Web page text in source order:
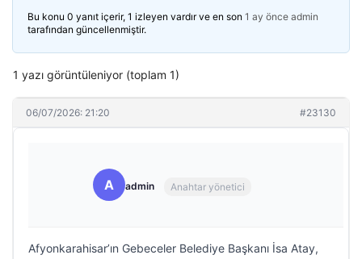
Bu konu 0 yanıt içerir, 1 izleyen vardır ve en son 1 ay önce admin
tarafından güncellenmiştir.
1 yazı görüntüleniyor (toplam 1)
06/07/2026: 21:20 #23130
A admin Anahtar yönetici
Afyonkarahisar’ın Gebeceler Belediye Başkanı İsa Atay,